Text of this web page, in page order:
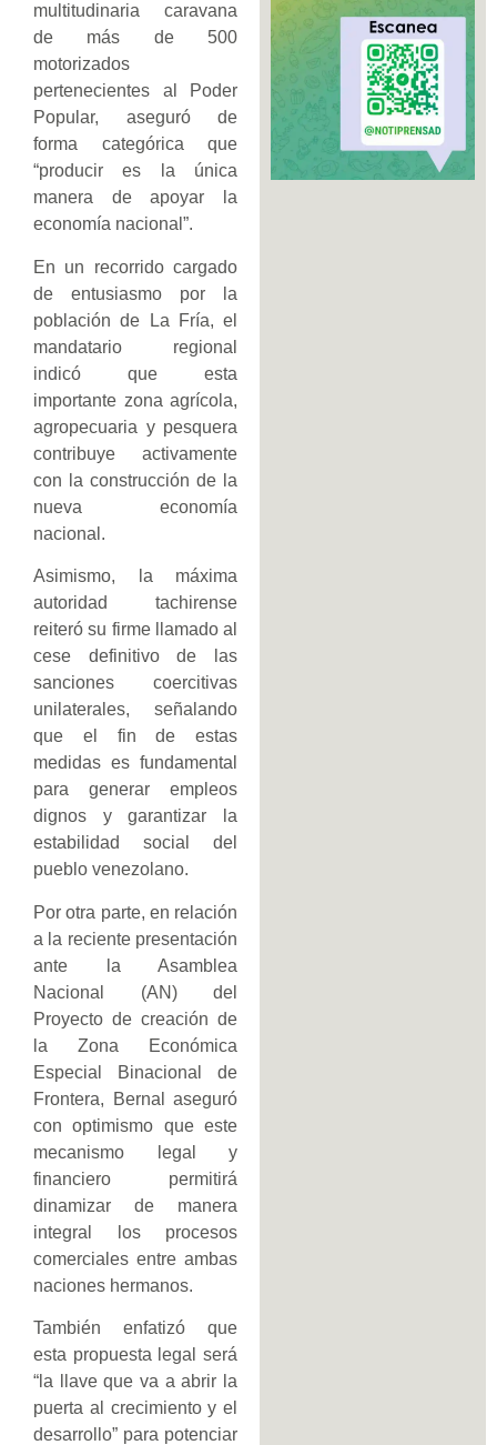
multitudinaria caravana
de más de 500
motorizados
pertenecientes al Poder
Popular, aseguró de
forma categórica que
“producir es la única
manera de apoyar la
economía nacional”.
En un recorrido cargado
de entusiasmo por la
población de La Fría, el
mandatario regional
indicó que esta
importante zona agrícola,
agropecuaria y pesquera
contribuye activamente
con la construcción de la
nueva economía
nacional.
Asimismo, la máxima
autoridad tachirense
reiteró su firme llamado al
cese definitivo de las
sanciones coercitivas
unilaterales, señalando
que el fin de estas
medidas es fundamental
para generar empleos
dignos y garantizar la
estabilidad social del
pueblo venezolano.
​Por otra parte, en relación
a la reciente presentación
ante la Asamblea
Nacional (AN) del
Proyecto de creación de
la Zona Económica
Especial Binacional de
Frontera, Bernal aseguró
con optimismo que este
mecanismo legal y
financiero permitirá
dinamizar de manera
integral los procesos
comerciales entre ambas
naciones hermanos.
También enfatizó que
esta propuesta legal será
“la llave que va a abrir la
puerta al crecimiento y el
desarrollo” para potenciar